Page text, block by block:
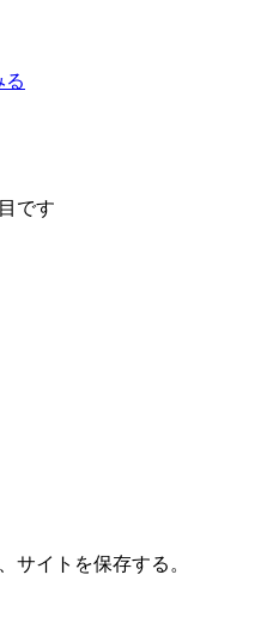
る
です
サイトを保存する。